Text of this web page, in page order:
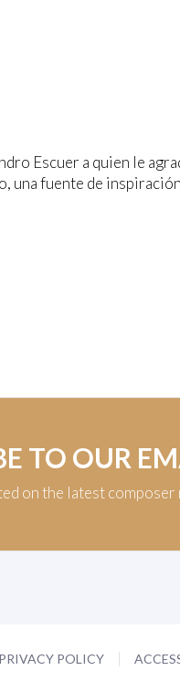
Escuer a quien le
una fuente de
TO OUR
on the latest
PRIVACY POLICY